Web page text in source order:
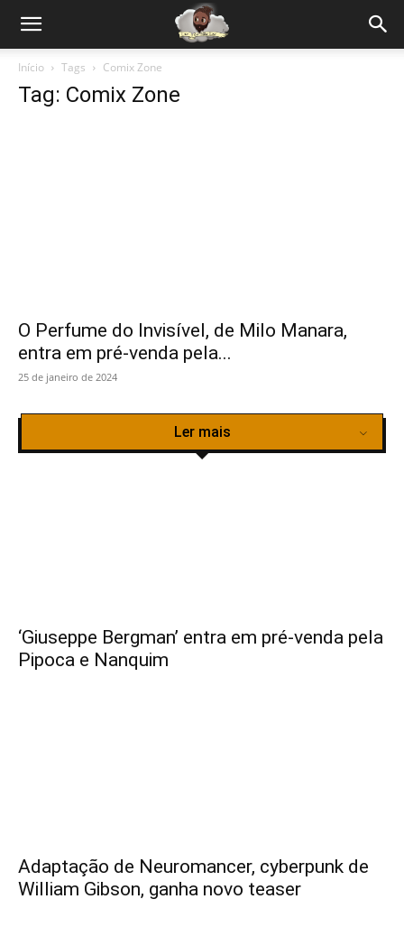
Início Tags Comix Zone
Tag: Comix Zone
O Perfume do Invisível, de Milo Manara,
entra em pré-venda pela...
25 de janeiro de 2024
Ler mais
‘Giuseppe Bergman’ entra em pré-venda pela
Pipoca e Nanquim
Adaptação de Neuromancer, cyberpunk de
William Gibson, ganha novo teaser